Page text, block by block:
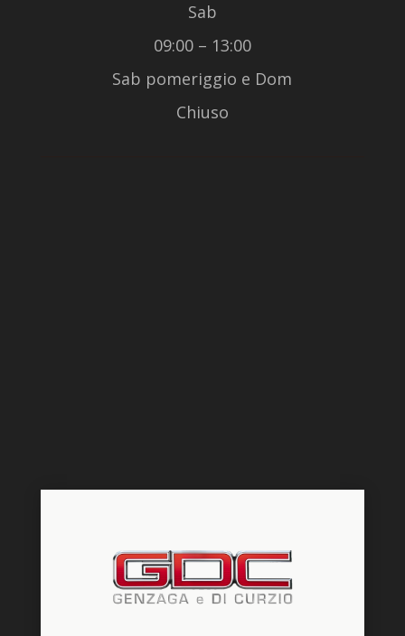
Sab
09:00 – 13:00
Sab pomeriggio e Dom
Chiuso